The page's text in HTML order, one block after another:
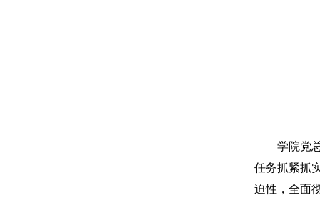
学院党
任务抓紧抓
迫性，全面